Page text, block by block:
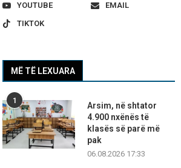
YOUTUBE
EMAIL
TIKTOK
MË TË LEXUARA
1
Arsim, në shtator
4.900 nxënës të
klasës së parë më
pak
06.08.2026 17:33